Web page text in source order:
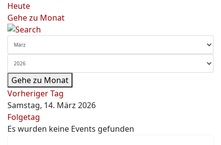
Heute
Gehe zu Monat
Gehe zu Monat
Vorheriger Tag
Samstag, 14. März 2026
Folgetag
Es wurden keine Events gefunden